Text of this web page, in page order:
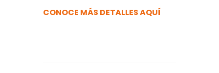
CONOCE MÁS DETALLES AQUÍ